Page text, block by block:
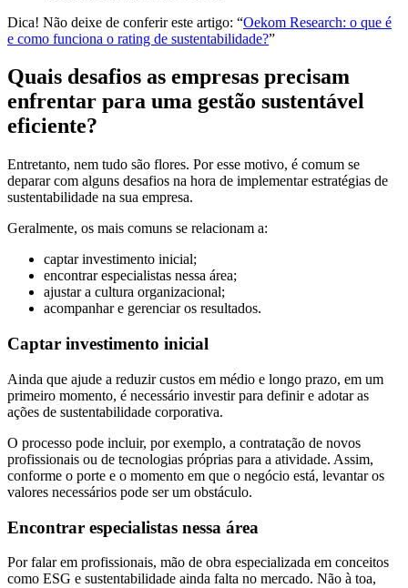
Dica! Não deixe de conferir este artigo: “Oekom Research: o que é
e como funciona o rating de sustentabilidade?”
Quais desafios as empresas precisam
enfrentar para uma gestão sustentável
eficiente?
Entretanto, nem tudo são flores. Por esse motivo, é comum se
deparar com alguns desafios na hora de implementar estratégias de
sustentabilidade na sua empresa.
Geralmente, os mais comuns se relacionam a:
captar investimento inicial;
encontrar especialistas nessa área;
ajustar a cultura organizacional;
acompanhar e gerenciar os resultados.
Captar investimento inicial
Ainda que ajude a reduzir custos em médio e longo prazo, em um
primeiro momento, é necessário investir para definir e adotar as
ações de sustentabilidade corporativa.
O processo pode incluir, por exemplo, a contratação de novos
profissionais ou de tecnologias próprias para a atividade. Assim,
conforme o porte e o momento em que o negócio está, levantar os
valores necessários pode ser um obstáculo.
Encontrar especialistas nessa área
Por falar em profissionais, mão de obra especializada em conceitos
como ESG e sustentabilidade ainda falta no mercado. Não à toa,